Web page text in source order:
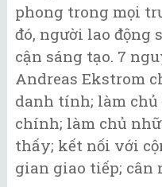
phong trong mọi
đó, người lao động
cận sáng tạo. 7
Andreas Ekstrom
danh tính; làm
chính; làm chủ
thấy; kết nối với
gian giao tiếp; cân